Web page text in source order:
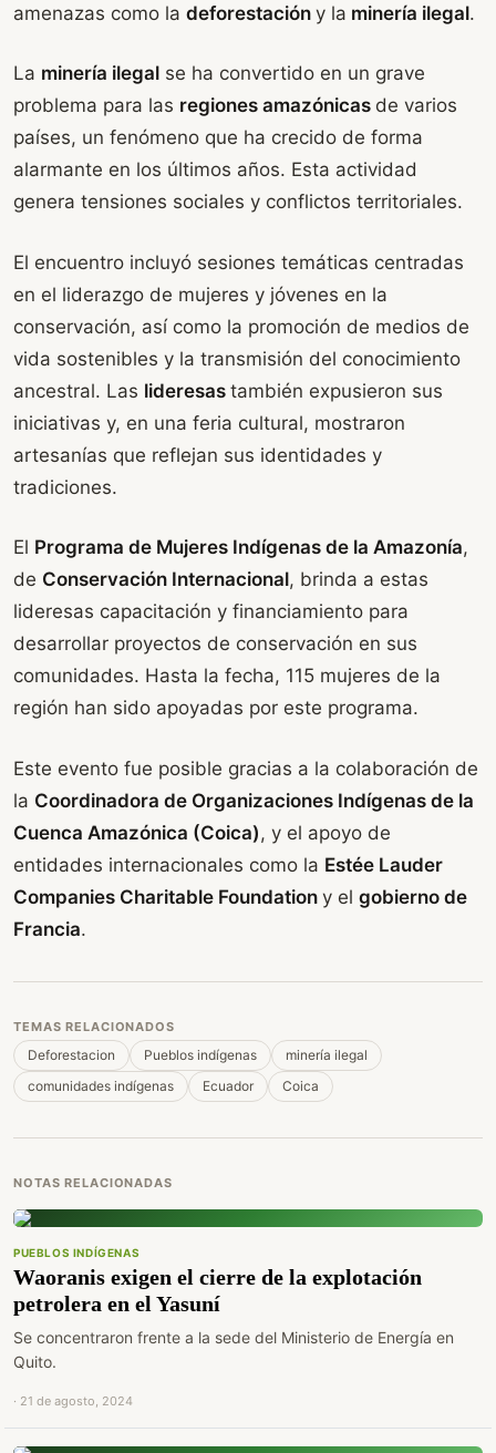
amenazas como la deforestación y la minería ilegal.
La minería ilegal se ha convertido en un grave
problema para las regiones amazónicas de varios
países, un fenómeno que ha crecido de forma
alarmante en los últimos años. Esta actividad
genera tensiones sociales y conflictos territoriales.
El encuentro incluyó sesiones temáticas centradas
en el liderazgo de mujeres y jóvenes en la
conservación, así como la promoción de medios de
vida sostenibles y la transmisión del conocimiento
ancestral. Las lideresas también expusieron sus
iniciativas y, en una feria cultural, mostraron
artesanías que reflejan sus identidades y
tradiciones.
El Programa de Mujeres Indígenas de la Amazonía,
de Conservación Internacional, brinda a estas
lideresas capacitación y financiamiento para
desarrollar proyectos de conservación en sus
comunidades. Hasta la fecha, 115 mujeres de la
región han sido apoyadas por este programa.
Este evento fue posible gracias a la colaboración de
la Coordinadora de Organizaciones Indígenas de la
Cuenca Amazónica (Coica) , y el apoyo de
entidades internacionales como la Estée Lauder
Companies Charitable Foundation y el gobierno de
Francia.
TEMAS RELACIONADOS
Deforestacion Pueblos indígenas
minería ilegal
comunidades indígenas
Ecuador Coica
NOTAS RELACIONADAS
PUEBLOS INDÍGENAS
Waoranis exigen el cierre de la explotación
petrolera en el Yasuní
Se concentraron frente a la sede del Ministerio de Energía en
Quito.
· 21 de agosto, 2024